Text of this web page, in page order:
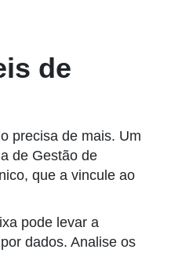
de
precisa de mais. Um
de Gestão de
que a vincule ao
pode levar a
dados. Analise os